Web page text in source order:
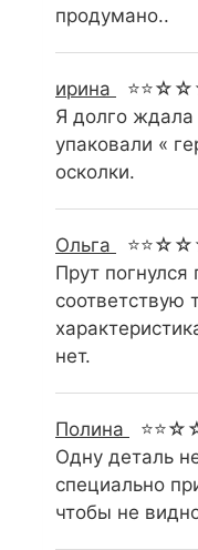
продумано..
ирина
Я долго ждала
упаковали «
осколки.
Ольга
Прут погнулся
соответствую
нет.
Полина
Одну деталь
специально
чтобы не